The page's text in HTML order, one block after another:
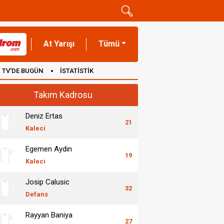
At Yarışı Tümü
TV'DE BUGÜN İSTATİSTİK
Takım Kadrosu
Deniz Ertas
Kaleci
21
Egemen Aydin
Kaleci
19
Josip Calusic
Defans
32
Rayyan Baniya
27